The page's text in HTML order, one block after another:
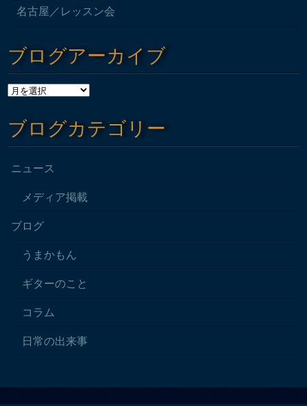
名古屋／レッスン会
ブログアーカイブ
ブログカテゴリー
ニュース
メディア掲載
ブログ
うまかもん
ギターのこと
コラム
日常の出来事